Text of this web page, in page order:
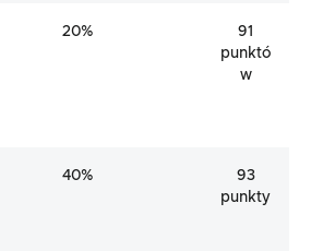
20%
91
punktó
w
40%
93
punkty